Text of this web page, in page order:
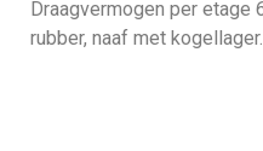
Draagvermogen per etage
rubber, naaf met